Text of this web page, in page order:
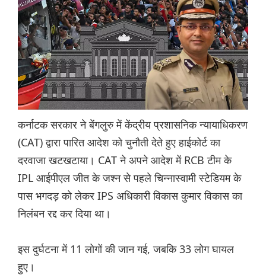
कर्नाटक सरकार ने बेंगलुरु में केंद्रीय प्रशासनिक न्यायाधिकरण
(CAT) द्वारा पारित आदेश को चुनौती देते हुए हाईकोर्ट का
दरवाजा खटखटाया। CAT ने अपने आदेश में RCB टीम के
IPL आईपीएल जीत के जश्न से पहले चिन्नास्वामी स्टेडियम के
पास भगदड़ को लेकर IPS अधिकारी विकास कुमार विकास का
निलंबन रद्द कर दिया था।
इस दुर्घटना में 11 लोगों की जान गई, जबकि 33 लोग घायल
हुए।